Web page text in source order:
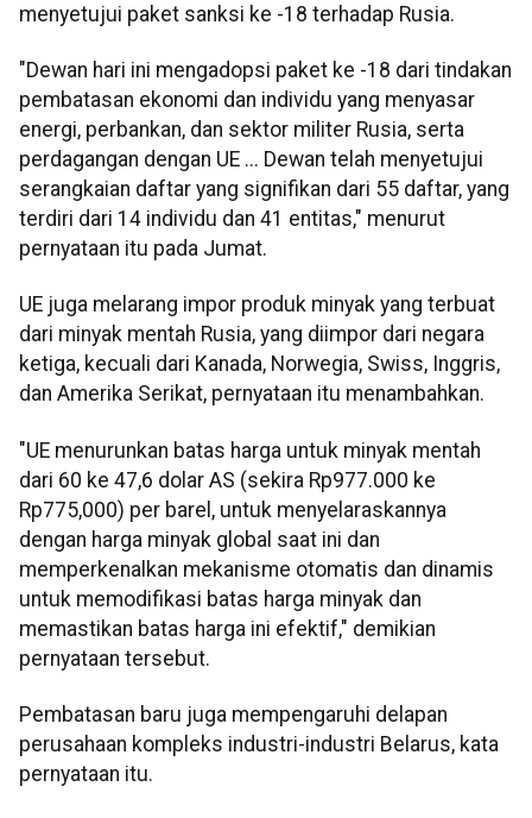
menyetujui paket sanksi ke -18 terhadap Rusia.
"Dewan hari ini mengadopsi paket ke -18 dari tindakan
pembatasan ekonomi dan individu yang menyasar
energi, perbankan, dan sektor militer Rusia, serta
perdagangan dengan UE ... Dewan telah menyetujui
serangkaian daftar yang signifikan dari 55 daftar, yang
terdiri dari 14 individu dan 41 entitas," menurut
pernyataan itu pada Jumat.
UE juga melarang impor produk minyak yang terbuat
dari minyak mentah Rusia, yang diimpor dari negara
ketiga, kecuali dari Kanada, Norwegia, Swiss, Inggris,
dan Amerika Serikat, pernyataan itu menambahkan.
"UE menurunkan batas harga untuk minyak mentah
dari 60 ke 47,6 dolar AS (sekira Rp977.000 ke
Rp775,000) per barel, untuk menyelaraskannya
dengan harga minyak global saat ini dan
memperkenalkan mekanisme otomatis dan dinamis
untuk memodifikasi batas harga minyak dan
memastikan batas harga ini efektif," demikian
pernyataan tersebut.
Pembatasan baru juga mempengaruhi delapan
perusahaan kompleks industri-industri Belarus, kata
pernyataan itu.